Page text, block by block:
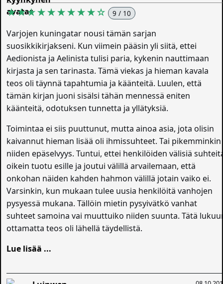
★★★★★★★★★☆ 9 / 10
Varjojen kuningatar nousi tämän sarjan
suosikkikirjakseni. Kun viimein pääsin yli siitä, ettei
Aedionista ja Aelinista tulisi paria, kykenin nauttimaan
kirjasta ja sen tarinasta. Tämä viekas ja hieman kavala
teos oli täynnä tapahtumia ja käänteitä. Luulen, että
tämän kirjan juoni sisälsi tähän mennessä eniten
käänteitä, odotuksen tunnetta ja yllätyksiä.
Toimintaa ei siis puuttunut, mutta ainoa asia, jota olisin
kaivannut hieman lisää oli ihmissuhteet. Tai pikemminkin
niiden epäselvyys. Tuntui, ettei henkilöiden välisiä
oikein tuotu esille ja joutui välillä arvailemaan, että
onkohan näiden kahden hahmon välillä jotain vaiko ei.
Varsinkin, kun mukaan tulee uusia henkilöitä vanhojen
pysyessä mukana. Tällöin mietin pysyivätkö vanhat
suhteet samoina vai muuttuiko niiden suunta. Tätä
ottamatta teos oli lähellä täydellistä.
Lue lisää ...